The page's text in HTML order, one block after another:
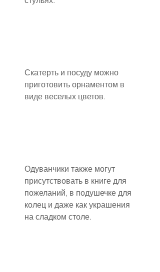
Скатерть и посуду можно
приготовить орнаментом в
виде веселых цветов.
Одуванчики также могут
присутствовать в книге для
пожеланий, в подушечке для
колец и даже как украшения
на сладком столе.